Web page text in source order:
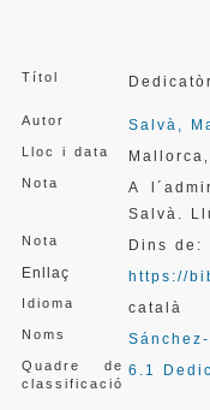
Títol
Autor Salvà,
Lloc i data Mallorca
Nota
A
Salvà.
Nota
Dins de:
Enllaç
https://
Idioma català
Noms
Quadre de
classificació
6.1